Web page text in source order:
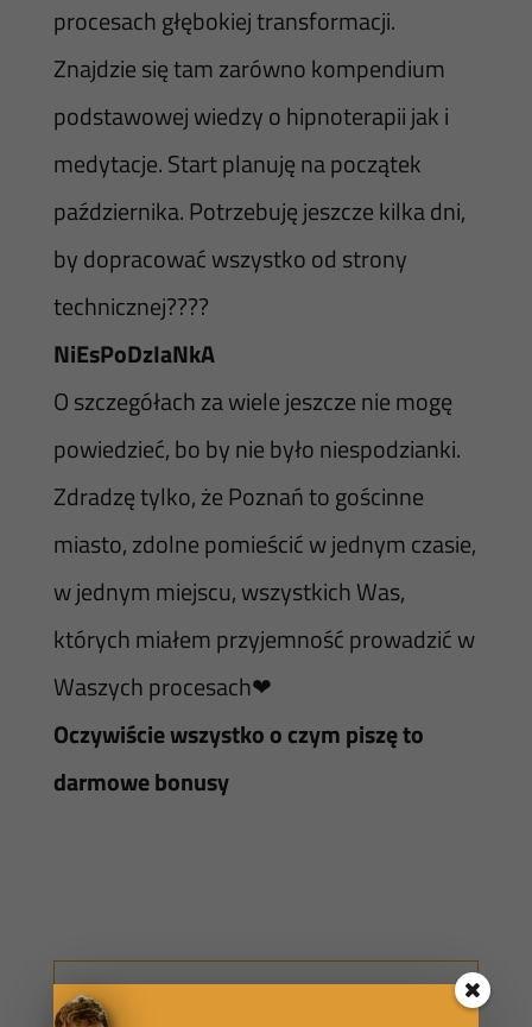
procesach głębokiej transformacji.
Znajdzie się tam zarówno kompendium
podstawowej wiedzy o hipnoterapii jak i
medytacje. Start planuję na początek
października. Potrzebuję jeszcze kilka dni,
by dopracować wszystko od strony
technicznej????
NiEsPoDzIaNkA
O szczegółach za wiele jeszcze nie mogę
powiedzieć, bo by nie było niespodzianki.
Zdradzę tylko, że Poznań to gościnne
miasto, zdolne pomieścić w jednym czasie,
w jednym miejscu, wszystkich Was,
których miałem przyjemność prowadzić w
Waszych procesach❤
Oczywiście wszystko o czym piszę to
darmowe bonusy